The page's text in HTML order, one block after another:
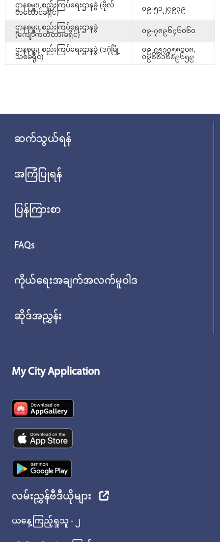
ဌာနစုမှူး၊ စည်းကြပ်ရေးဌာနခွဲ (ဗိုလ်
တထောင်ခရိုင်)
၀၉-၅၁၂၄၉၃၉
ဌာနစုမှူး၊ စည်းကြပ်ရေးဌာနခွဲ
(ကျောက်တံတားခရိုင်)
၀၉-၇၈၉၆၄၆၀၆၀
ဌာနစုမှူး၊ စည်းကြပ်ရေးဌာနခွဲ (ဒဂုံမြို့
သစ်ခရိုင်)
၀၉-၄၅၃၇၅၈၀၀၈,
၀၉၆၆၁၆၈၉၆၅၉
ဆက်သွယ်ရန်
အကြံပြုရန်
ပြန်ကြားစာ
FAQs
ကိုယ်ရေးအချက်အလက်မူဝါဒ
ဆိုဒ်အညွှန်း
My City Application
လမ်းညွှန်ဗီဒီယိုများ
ယနေ့ကြည့်ရှုသူ - ၂